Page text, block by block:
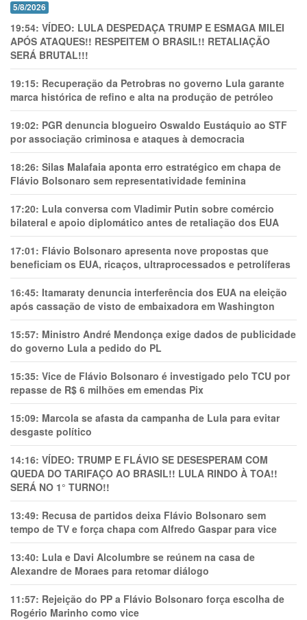
5/8/2026
19:54: VÍDEO: LULA DESPEDAÇA TRUMP E ESMAGA MILEI
APÓS ATAQUES!! RESPEITEM O BRASIL!! RETALIAÇÃO
SERÁ BRUTAL!!!
19:15: Recuperação da Petrobras no governo Lula garante
marca histórica de refino e alta na produção de petróleo
19:02: PGR denuncia blogueiro Oswaldo Eustáquio ao STF
por associação criminosa e ataques à democracia
18:26: Silas Malafaia aponta erro estratégico em chapa de
Flávio Bolsonaro sem representatividade feminina
17:20: Lula conversa com Vladimir Putin sobre comércio
bilateral e apoio diplomático antes de retaliação dos EUA
17:01: Flávio Bolsonaro apresenta nove propostas que
beneficiam os EUA, ricaços, ultraprocessados e petrolíferas
16:45: Itamaraty denuncia interferência dos EUA na eleição
após cassação de visto de embaixadora em Washington
15:57: Ministro André Mendonça exige dados de publicidade
do governo Lula a pedido do PL
15:35: Vice de Flávio Bolsonaro é investigado pelo TCU por
repasse de R$ 6 milhões em emendas Pix
15:09: Marcola se afasta da campanha de Lula para evitar
desgaste político
14:16: VÍDEO: TRUMP E FLÁVIO SE DESESPERAM COM
QUEDA DO TARIFAÇO AO BRASIL!! LULA RINDO À TOA!!
SERÁ NO 1° TURNO!!
13:49: Recusa de partidos deixa Flávio Bolsonaro sem
tempo de TV e força chapa com Alfredo Gaspar para vice
13:40: Lula e Davi Alcolumbre se reúnem na casa de
Alexandre de Moraes para retomar diálogo
11:57: Rejeição do PP a Flávio Bolsonaro força escolha de
Rogério Marinho como vice